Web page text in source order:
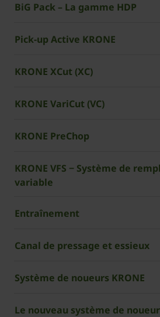
BiG Pack – La gamme HDP
Pick-up Active KRONE
KRONE XCut (XC)
KRONE VariCut (VC)
KRONE PreChop
KRONE VFS − Système de
variable
Entraînement
Canal de pressage et essieux
Système de noueurs KRONE
Le ­nouveau système de noueur en V ­